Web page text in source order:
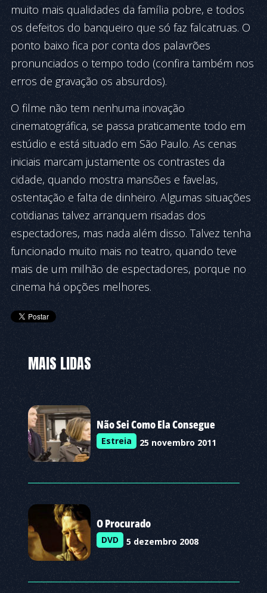
muito mais qualidades da família pobre, e todos
os defeitos do banqueiro que só faz falcatruas. O
ponto baixo fica por conta dos palavrões
pronunciados o tempo todo (confira também nos
erros de gravação os absurdos).
O filme não tem nenhuma inovação
cinematográfica, se passa praticamente todo em
estúdio e está situado em São Paulo. As cenas
iniciais marcam justamente os contrastes da
cidade, quando mostra mansões e favelas,
ostentação e falta de dinheiro. Algumas situações
cotidianas talvez arranquem risadas dos
espectadores, mas nada além disso. Talvez tenha
funcionado muito mais no teatro, quando teve
mais de um milhão de espectadores, porque no
cinema há opções melhores.
MAIS LIDAS
Não Sei Como Ela Consegue
Estreia 25 novembro 2011
O Procurado
DVD 5 dezembro 2008